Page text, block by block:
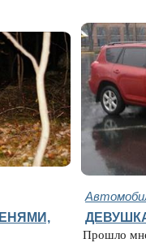
Прошло